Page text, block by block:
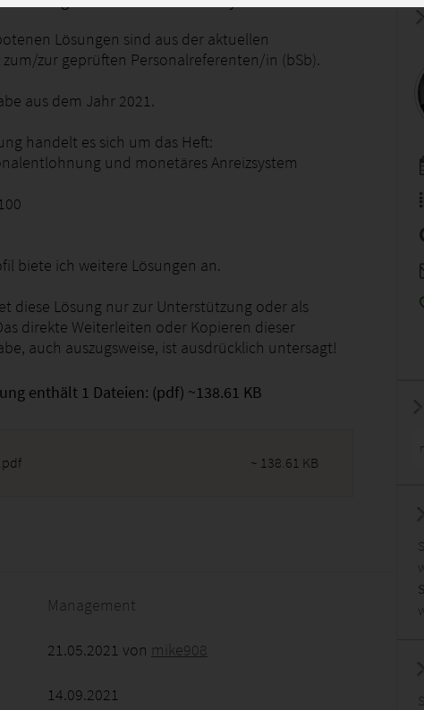
Lösungen sind aus der aktuellen
zur geprüften Personalreferenten/in (bSb).
aus dem Jahr 2021.
handelt es sich um das Heft:
und monetäres Anreizsystem
biete ich weitere Lösungen an.
diese Lösung nur zur Unterstützung oder als
direkte Weiterleiten oder Kopieren dieser
auch auszugsweise, ist ausdrücklich untersagt!
enthält 1 Dateien: (pdf) ~138.61 KB
~ 138.61 KB
Management
21.05.2021 von mike908
14.09.2021